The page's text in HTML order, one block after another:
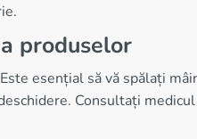
produselor
esențial să vă spălați
Consultați